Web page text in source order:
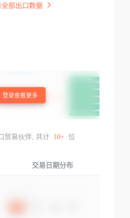
全部出口数据
登录查看更多
贸易伙伴, 共计 10+ 位
交易日期分布